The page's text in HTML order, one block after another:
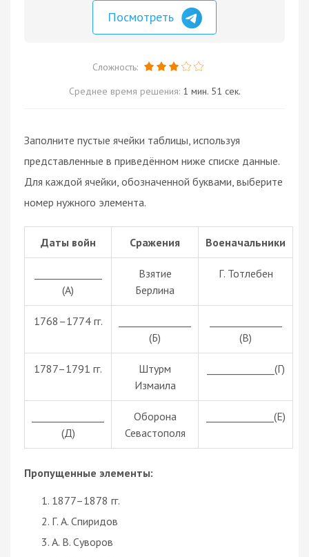
Посмотреть
Сложность:
Среднее время решения: 1 мин. 51 сек.
Заполните пустые ячейки таблицы, используя
представленные в приведённом ниже списке данные.
Для каждой ячейки, обозначенной буквами, выберите
номер нужного элемента.
Даты войн Сражения Военачальники
(А)
Взятие
Берлина
Г. Тотлебен
1768–1774 гг.
(Б)
(В)
1787–1791 гг.
Штурм
Измаила
______________(Г)
(Д)
Оборона
Севастополя
______________(Е)
Пропущенные элементы:
1877–1878 гг.
Г. А. Спиридов
А. В. Суворов